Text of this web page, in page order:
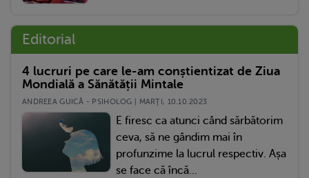
Editorial
4 lucruri pe care le-am conștientizat de Ziua
Mondială a Sănătății Mintale
ANDREEA GUICĂ - PSIHOLOG | MARŢI, 10.10.2023
E firesc ca atunci când sărbătorim
ceva, să ne gândim mai în
profunzime la lucrul respectiv. Așa
se face că încă...